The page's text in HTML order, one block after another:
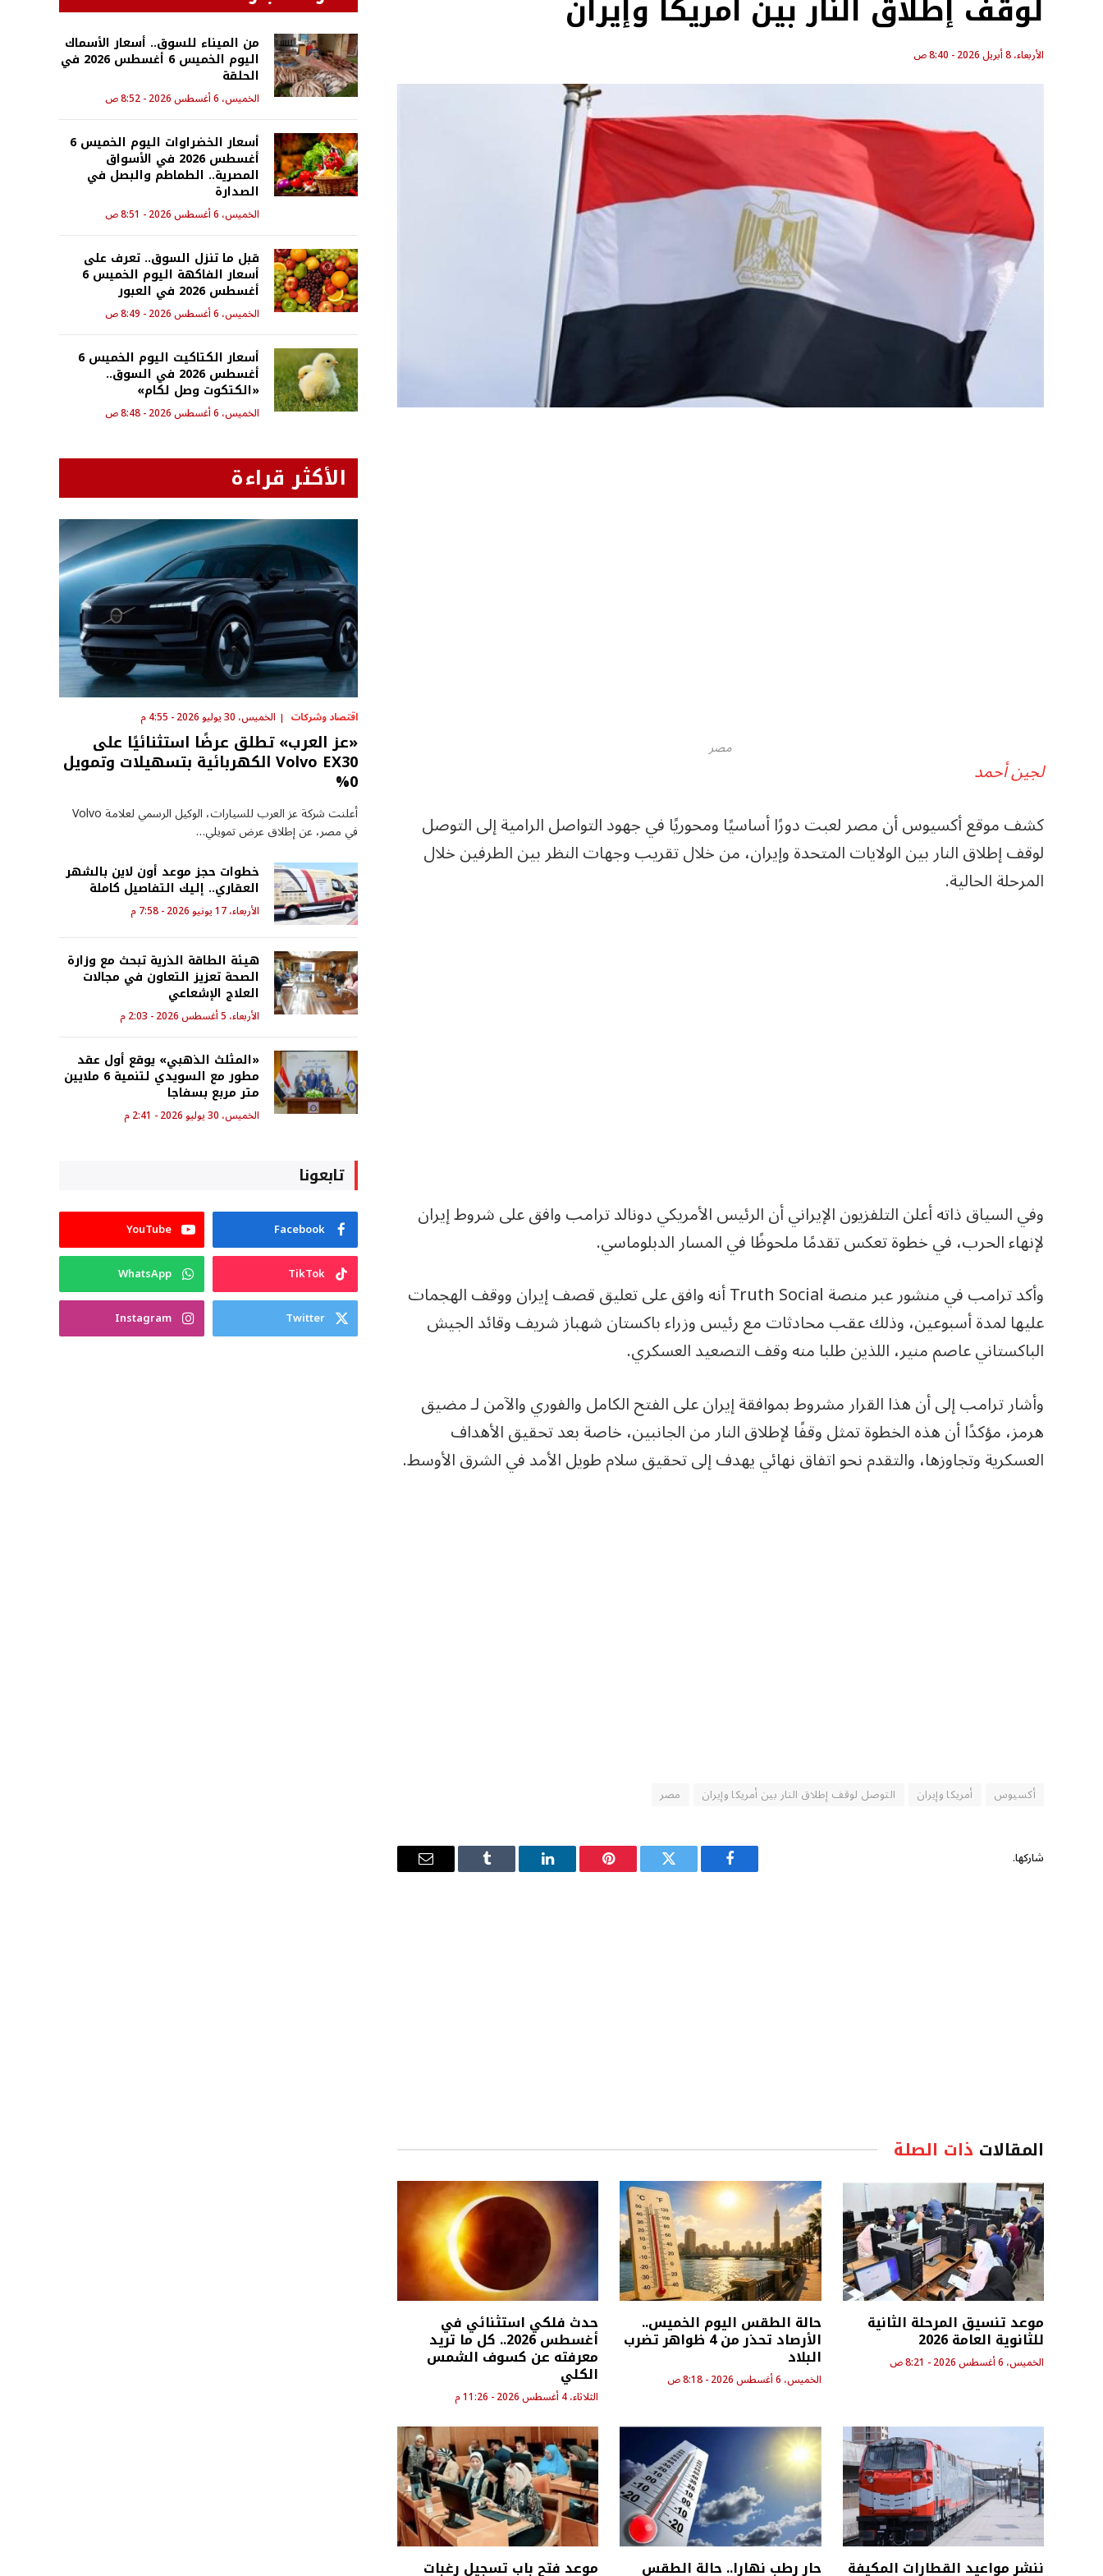
لوقف إطلاق النار بين أمريكا وإيران
الأربعاء، 8 أبريل 2026 - 8:40 ص
مصر
لجين أحمد
كشف موقع أكسيوس أن مصر لعبت دورًا أساسيًا ومحوريًا في جهود التواصل الرامية إلى التوصل
لوقف إطلاق النار بين الولايات المتحدة وإيران، من خلال تقريب وجهات النظر بين الطرفين خلال
المرحلة الحالية.
وفي السياق ذاته أعلن التلفزيون الإيراني أن الرئيس الأمريكي دونالد ترامب وافق على شروط إيران
لإنهاء الحرب، في خطوة تعكس تقدمًا ملحوظًا في المسار الدبلوماسي.
وأكد ترامب في منشور عبر منصة Truth Social أنه وافق على تعليق قصف إيران ووقف الهجمات
عليها لمدة أسبوعين، وذلك عقب محادثات مع رئيس وزراء باكستان شهباز شريف وقائد الجيش
الباكستاني عاصم منير، اللذين طلبا منه وقف التصعيد العسكري.
وأشار ترامب إلى أن هذا القرار مشروط بموافقة إيران على الفتح الكامل والفوري والآمن لـ مضيق
هرمز، مؤكدًا أن هذه الخطوة تمثل وقفًا لإطلاق النار من الجانبين، خاصة بعد تحقيق الأهداف
العسكرية وتجاوزها، والتقدم نحو اتفاق نهائي يهدف إلى تحقيق سلام طويل الأمد في الشرق الأوسط.
أكسيوس أمريكا وإيران التوصل لوقف إطلاق النار بين أمريكا وإيران مصر
شاركها.
فيسبوك تويتر بينتيريستلينكدإن Tumblr
البريد
المقالات ذات الصلة
موعد تنسيق المرحلة الثانية
للثانوية العامة 2026
الخميس، 6 أغسطس 2026 - 8:21 ص
حالة الطقس اليوم الخميس..
الأرصاد تحذر من 4 ظواهر تضرب
البلاد
الخميس، 6 أغسطس 2026 - 8:18 ص
حدث فلكي استثنائي في
أغسطس 2026.. كل ما تريد
معرفته عن كسوف الشمس
الكلي
الثلاثاء، 4 أغسطس 2026 - 11:26 م
ننشر مواعيد القطارات المكيفة حار رطب نهارا.. حالة الطقس موعد فتح باب تسجيل رغبات
من الميناء للسوق.. أسعار الأسماك
اليوم الخميس 6 أغسطس 2026 في
الحلقة
الخميس، 6 أغسطس 2026 - 8:52 ص
أسعار الخضراوات اليوم الخميس 6
أغسطس 2026 في الأسواق
المصرية.. الطماطم والبصل في
الصدارة
الخميس، 6 أغسطس 2026 - 8:51 ص
قبل ما تنزل السوق.. تعرف على
أسعار الفاكهة اليوم الخميس 6
أغسطس 2026 في العبور
الخميس، 6 أغسطس 2026 - 8:49 ص
أسعار الكتاكيت اليوم الخميس 6
أغسطس 2026 في السوق..
«الكتكوت وصل لكام»
الخميس، 6 أغسطس 2026 - 8:48 ص
الأكثر قراءة
اقتصاد وشركات الخميس، 30 يوليو 2026 - 4:55 م
«عز العرب» تطلق عرضًا استثنائيًا على
Volvo EX30 الكهربائية بتسهيلات وتمويل
0%
أعلنت شركة عز العرب للسيارات، الوكيل الرسمي لعلامة Volvo
في مصر، عن إطلاق عرض تمويلي…
خطوات حجز موعد أون لاين بالشهر
العقاري.. إليك التفاصيل كاملة
الأربعاء، 17 يونيو 2026 - 7:58 م
هيئة الطاقة الذرية تبحث مع وزارة
الصحة تعزيز التعاون في مجالات
العلاج الإشعاعي
الأربعاء، 5 أغسطس 2026 - 2:03 م
«المثلث الذهبي» يوقع أول عقد
مطور مع السويدي لتنمية 6 ملايين
متر مربع بسفاجا
الخميس، 30 يوليو 2026 - 2:41 م
تابعونا
Facebook
YouTube
TikTok
WhatsApp
Twitter
Instagram